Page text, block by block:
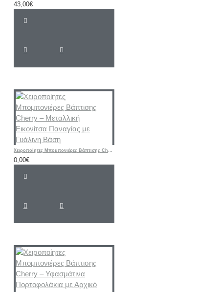
43,00€
Χειροποίητες Μπομπονιέρες Βάπτισης Cherry – Μεταλλική Εικονίτσα Παναγίας με Γυάλινη Βάση
0,00€